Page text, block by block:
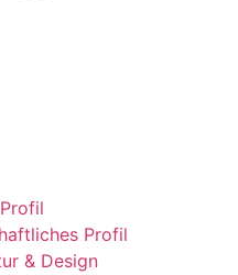
Profil
& Design